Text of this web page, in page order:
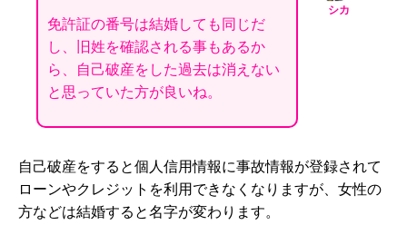
シカ
免許証の番号は結婚しても同じだ
し、旧姓を確認される事もあるか
ら、自己破産をした過去は消えない
と思っていた方が良いね。
自己破産をすると個人信用情報に事故情報が登録されて
ローンやクレジットを利用できなくなりますが、女性の
方などは結婚すると名字が変わります。